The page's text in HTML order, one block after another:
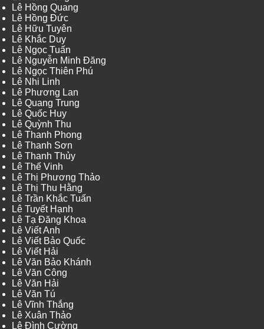
Lê Hồng Quang
Lê Hồng Đức
Lê Hữu Tuyên
Lê Khắc Duy
Lê Ngọc Tuấn
Lê Nguyễn Minh Đăng
Lê Ngọc Thiên Phú
Lê Nhi Linh
Lê Phương Lan
Lê Quang Trung
Lê Quốc Huy
Lê Quỳnh Thu
Lê Thanh Phong
Lê Thanh Sơn
Lê Thanh Thủy
Lê Thế Vinh
Lê Thị Phương Thảo
Lê Thị Thu Hằng
Lê Trần Khắc Tuấn
Lê Tuyết Hạnh
Lê Tạ Đăng Khoa
Lê Viết Anh
Lê Viết Bảo Quốc
Lê Viết Hải
Lê Văn Bảo Khánh
Lê Văn Công
Lê Văn Hải
Lê Văn Tú
Lê Vĩnh Thắng
Lê Xuân Thảo
Lê Đình Cường